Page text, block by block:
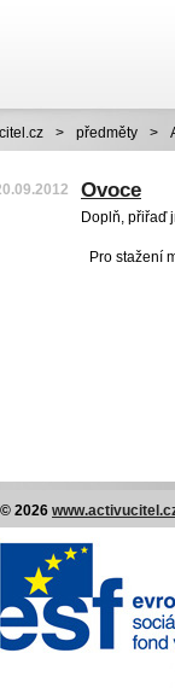
> předměty >
Ovoce
Doplň, přiřaď
Pro stažení
© 2026